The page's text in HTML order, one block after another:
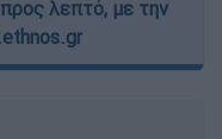
λεπτό, με την